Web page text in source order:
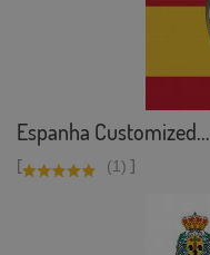
Espanha Customized...
[ (1) ]